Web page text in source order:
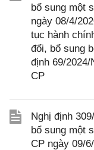
bổ sung một
ngày 08/4/
tục hành
đổi, bổ sung
định 69/
CP
Nghị định
bổ sung một
CP ngày 09/